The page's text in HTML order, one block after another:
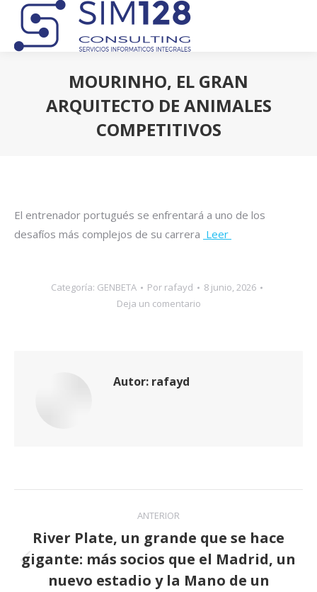
MOURINHO, EL GRAN
ARQUITECTO DE ANIMALES
COMPETITIVOS
El entrenador portugués se enfrentará a uno de los
desafíos más complejos de su carrera Leer
Categoría: GENBETA Por rafayd
8 junio, 2026
Deja un comentario
Autor: rafayd
Navegación
entre
publicaciones
ANTERIOR
Publicación
anterior:
River Plate, un grande que se hace
gigante: más socios que el Madrid, un
nuevo estadio y la Mano de un